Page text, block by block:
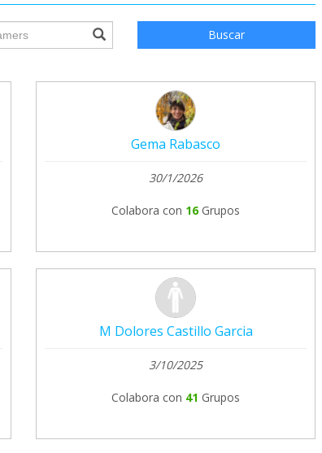
nacen cuando trabajamos de igual a igual, con
#WomenInHealth
#SaludGlobal #JusticiaSocial
Buscar
Gema Rabasco
30/1/2026
Colabora con 16 Grupos
M Dolores Castillo Garcia
3/10/2025
Colabora con 41 Grupos